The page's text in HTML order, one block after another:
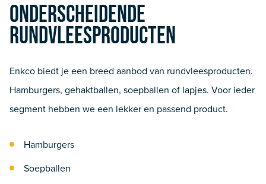
Onderscheidende
rundvleesproducten
Enkco biedt je een breed aanbod van rundvleesproducten.
Hamburgers, gehaktballen, soepballen of lapjes. Voor ieder
segment hebben we een lekker en passend product.
Hamburgers
Soepballen